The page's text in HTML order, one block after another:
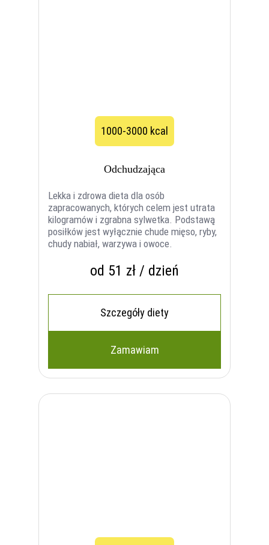
1000-3000 kcal
Odchudzająca
Lekka i zdrowa dieta dla osób
zapracowanych, których celem jest utrata
kilogramów i zgrabna sylwetka. Podstawą
posiłków jest wyłącznie chude mięso, ryby,
chudy nabiał, warzywa i owoce.
od 51 zł / dzień
Szczegóły diety
Zamawiam